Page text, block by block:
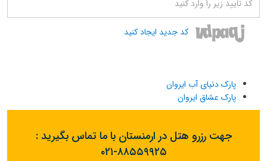
کد جدید ایجاد کنید
پارک دنیای آب ایروان
پارک عشاق ایروان
جهت رزرو هتل در ارمنستان با ما تماس بگیرید :
۰۲۱-۸۸۵۵۹۹۲۵